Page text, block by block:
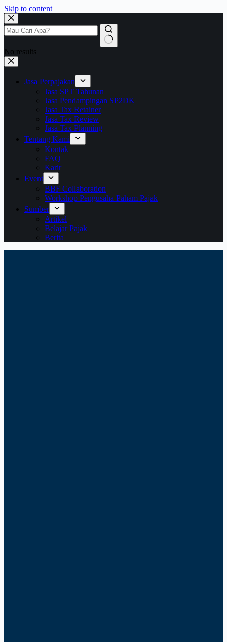
Skip to content
No results
Jasa Perpajakan
Jasa SPT Tahunan
Jasa Pendampingan SP2DK
Jasa Tax Retainer
Jasa Tax Review
Jasa Tax Planning
Tentang Kami
Kontak
FAQ
Karir
Event
BBF Collaboration
Workshop Pengusaha Paham Pajak
Sumber
Artikel
Belajar Pajak
Berita